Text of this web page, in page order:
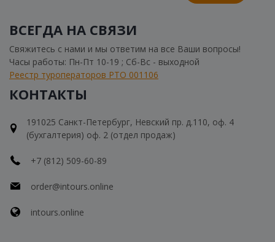
ВСЕГДА НА СВЯЗИ
Свяжитесь с нами и мы ответим на все Ваши вопросы!
Часы работы: Пн-Пт 10-19 ; Сб-Вс - выходной
Реестр туроператоров РТО 001106
КОНТАКТЫ
191025 Санкт-Петербург, Невский пр. д.110, оф. 4
(бухгалтерия) оф. 2 (отдел продаж)
+7 (812) 509-60-89
order@intours.online
intours.online